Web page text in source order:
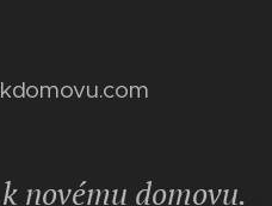
novému domovu.